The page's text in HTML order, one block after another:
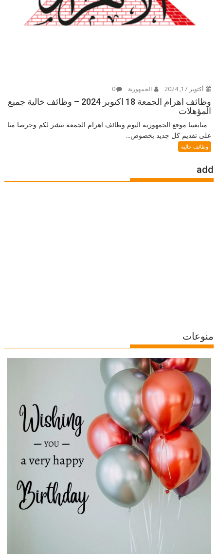
أكتوبر 17, 2024 الجمهورية 0
وظائف اهرام الجمعة 18 اكتوبر 2024 – وظائف خالية جميع
المؤهلات
متابعينا موقع الجمهورية اليوم وظائف اهرام الجمعة ننشر لكم وحرصا منا
على تقديم كل جديد بخصوص...
وظائف خالية
add
منوعات